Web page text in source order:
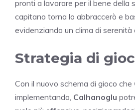
pronti a lavorare per il bene della
capitano torna lo abbraccerò e
evidenziando un clima di serenità
Strategia di
Con il nuovo schema di gioco che
implementando, Calhanoglu